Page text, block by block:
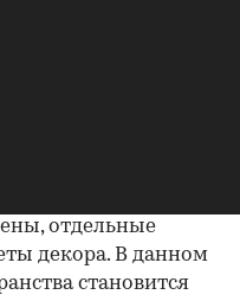
отдельные
декора. В данном
становится